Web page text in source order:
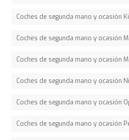
Coches de segunda mano y ocasión
Coches de segunda mano y ocasión
Coches de segunda mano y ocasión
Coches de segunda mano y ocasión
Coches de segunda mano y ocasión
Coches de segunda mano y ocasión